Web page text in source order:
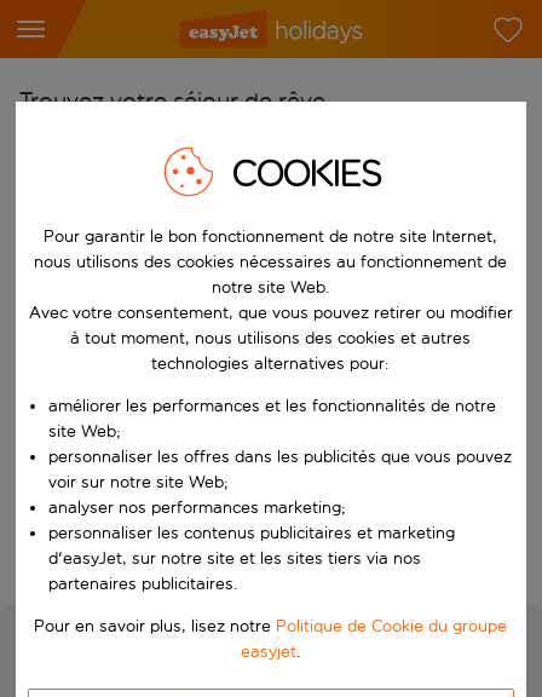
Trouvez votre séjour de rêve
Commencez à taper pour la saisie automatique. Lorsque les
Choisissez votre aéroport
Commencez à taper pour la saisie automatique. Lorsque les
Choisissez votre destination
Vers
Choisissez vos dates
Quand
Qui
Rechercher
COOKIES
Pour garantir le bon fonctionnement de notre site Internet,
nous utilisons des cookies nécessaires au fonctionnement de
notre site Web.
Avec votre consentement, que vous pouvez retirer ou modifier
à tout moment, nous utilisons des cookies et autres
technologies alternatives pour:
améliorer les performances et les fonctionnalités de notre
site Web;
personnaliser les offres dans les publicités que vous pouvez
voir sur notre site Web;
analyser nos performances marketing;
personnaliser les contenus publicitaires et marketing
d'easyJet, sur notre site et les sites tiers via nos
partenaires publicitaires.
Pour en savoir plus, lisez notre Politique de Cookie du groupe
easyjet.